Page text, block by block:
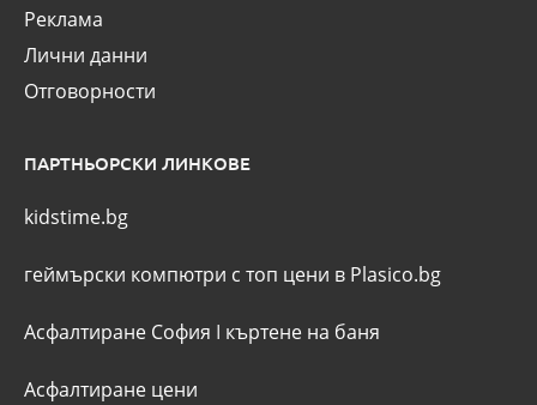
Реклама
Лични данни
Отговорности
ПАРТНЬОРСКИ ЛИНКОВЕ
kidstime.bg
геймърски компютри с топ цени в Plasico.bg
Асфалтиране София I къртене на баня
Асфалтиране цени